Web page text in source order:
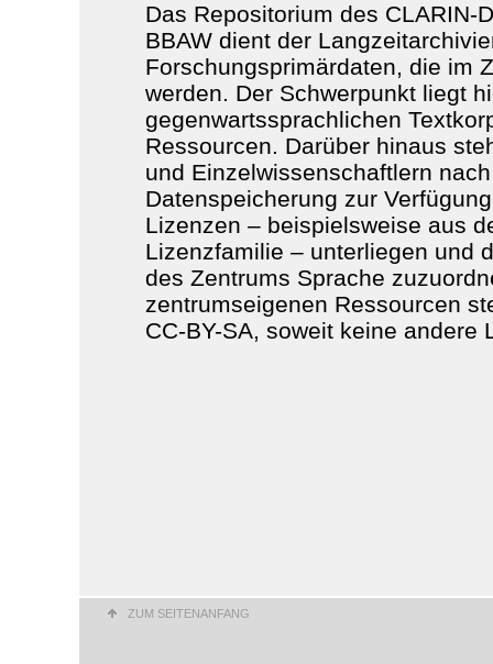
Das Repositorium des CLARIN-
BBAW dient der
Forschungsprimärdaten, die im
werden. Der Schwerpunkt liegt
gegenwartssprachlichen
Ressourcen. Darüber hinaus
und Einzelwissenschaftlern nach
Datenspeicherung zur
Lizenzen – beispielsweise aus
Lizenzfamilie – unterliegen und
des Zentrums Sprache
zentrumseigenen Ressourcen
CC-BY-SA, soweit keine
ZUM SEITENANFANG